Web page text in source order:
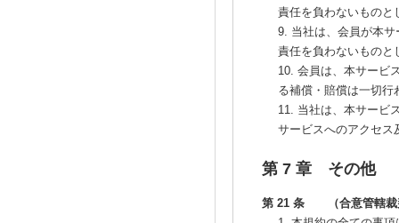
責任を負わないものと
9. 当社は、会員が本
責任を負わないものと
10. 会員は、本サービ
る補償・賠償は一切行
11. 当社は、本サービ
サービスへのアクセス
第 7 章 その他
第 21 条 （合意管轄裁